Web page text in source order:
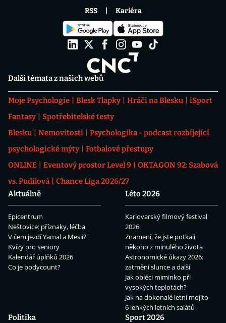
Další témata z našich webů
Moje Psychologie Blesk Tlapky Hráči na Blesku
iSport
Fantasy
Spotřebitelské testy
Blesku
Nemovitosti
Psychologika - podcast rozbíjející
psychologické mýty
Fotbalové přestupy
ONLINE
Eventový prostor Level 9
OKTAGON 92: Szabová
vs. Pudilová
Chance Liga 2026/27
Aktuálně
Epicentrum
Neštovice: příznaky, léčba
V čem jezdí Yamal a Mesii?
Kvízy pro seniory
Kalendář úplňků 2026
Co je bodycount?
Léto 2026
Karlovarský filmový festival
2026
Znamení, že jste potkali
někoho z minulého života
Astronomické úkazy 2026:
zatmění slunce a další
Jak obléci miminko při
vysokých teplotách?
Jak na dokonalé letní mojito
6 lehkých letních salátů
Politika
Sport 2026
RSS Kariéra